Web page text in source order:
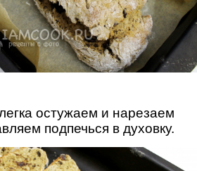
остужаем и нарезаем
подпечься в духовку.